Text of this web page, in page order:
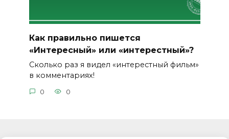
Как правильно пишется
«Интересный» или «интерестный»?
Сколько раз я видел «интерестный фильм»
в комментариях!
0 0